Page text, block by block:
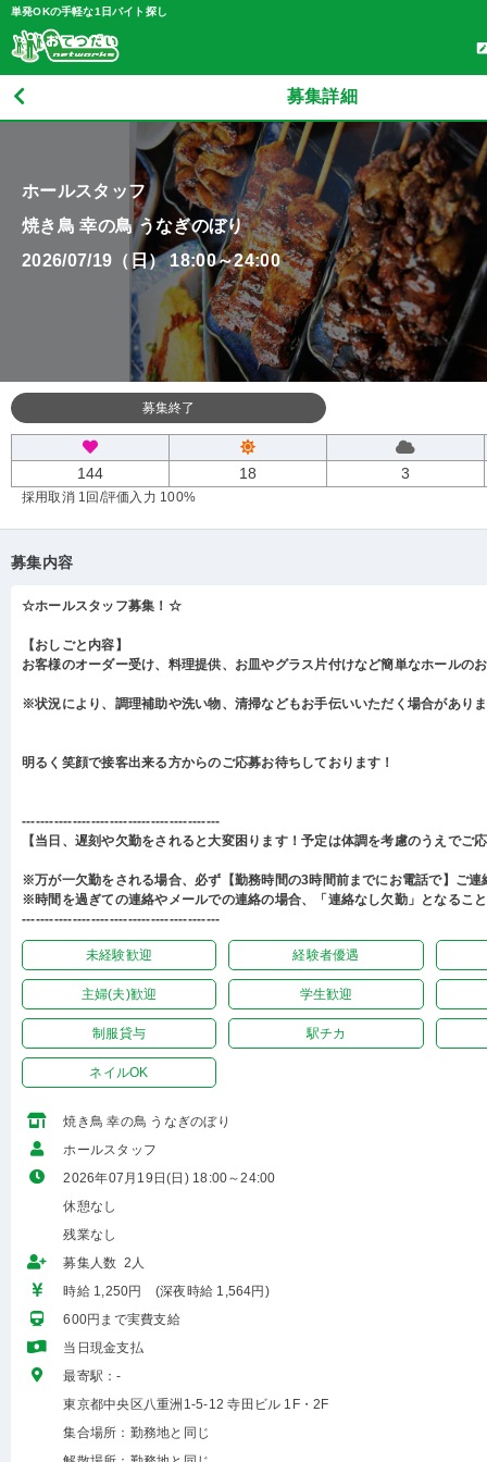
単発OKの手軽な1日バイト探し
募集詳細
ホールスタッフ
焼き鳥 幸の鳥 うなぎのぼり
2026/07/19（日） 18:00～24:00
募集終了
144 18 3
採用取消 1回 /評価入力 100%
募集内容
☆ホールスタッフ募集！☆
【おしごと内容】
お客様のオーダー受け、料理提供、お皿やグラス片付けなど簡単なホールの
※状況により、調理補助や洗い物、清掃などもお手伝いいただく場合があり
明るく笑顔で接客出来る方からのご応募お待ちしております！
-------------------------------------------
【当日、遅刻や欠勤をされると大変困ります！予定は体調を考慮のうえでご
※万が一欠勤をされる場合、必ず【勤務時間の3時間前までにお電話で】ご連
※時間を過ぎての連絡やメールでの連絡の場合、「連絡なし欠勤」となるこ
-------------------------------------------
未経験歓迎 経験者優遇
主婦(夫)歓迎 学生歓迎
制服貸与 駅チカ
ネイルOK
焼き鳥 幸の鳥 うなぎのぼり
ホールスタッフ
2026年07月19日(日) 18:00～24:00
休憩なし
残業なし
募集人数 2人
時給 1,250円 (深夜時給 1,564円)
600円まで実費支給
当日現金支払
最寄駅：-
東京都中央区八重洲1-5-12 寺田ビル 1F・2F
集合場所：勤務地と同じ